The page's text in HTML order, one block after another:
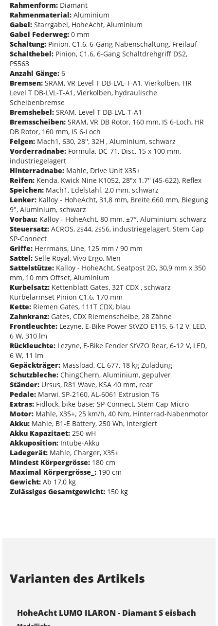
Rahmenform: Diamant
Rahmenmaterial: Aluminium
Gabel: Starrgabel, HoheAcht, Aluminium
Gabel Federweg: 0 mm
Schaltung: Pinion, C1.6, 6-Gang Nabenschaltung, Freilauf
Schalthebel: Pinion, C1.6, 6-Gang Schaltdrehgriff DS2,
P5563
Anzahl Gänge: 6
Bremsen: SRAM, VR Level T DB-LVL-T-A1, Vierkolben, HR
Level T DB-LVL-T-A1, Vierkolben, hydraulische
Scheibenbremse
Bremshebel: SRAM, Level T DB-LVL-T-A1
Bremsscheiben: SRAM, VR DB Rotor, 160 mm, IS 6-Loch, HR
DB Rotor, 160 mm, IS 6-Loch
Felgen: Mach1, 630, 28'', 32H , Aluminium, schwarz
Vorderradnabe: Formula, DC-71, Disc, 15 x 100 mm,
industriegelagert
Hinterradnabe: Mahle, Drive Unit X35+
Reifen: Kenda, Kwick Nine K1052, 28"x 1.7'' (45-622), Reflex
Speichen: Mach1, Edelstahl, 2,0 mm, schwarz
Lenker: Kalloy - HoheAcht, 31,8 mm, Breite 660 mm, Biegung
9°, Aluminium, schwarz
Vorbau: Kalloy - HoheAcht, 80 mm, ±7°, Aluminium, schwarz
Steuersatz: ACROS, zs44, zs56, industriegelagert, Stem Cap
SP-Connect
Griffe: Herrmans, Line, 125 mm / 90 mm
Sattel: Selle Royal, Vivo Ergo, Men
Sattelstütze: Kalloy - HoheAcht, Seatpost 2D, 30,9 mm x 350
mm, 10 mm Offset, Aluminium
Kurbelsatz: Kettenblatt Gates, 32T CDX , schwarz
Kurbelarmset Pinion C1.6, 170 mm
Kette: Riemen Gates, 111T CDX, blau
Zahnkranz: Gates, CDX Riemenscheibe, 28 Zähne
Frontleuchte: Lezyne, E-Bike Power StVZO E115, 6-12 V, LED,
6 W, 310 lm
Rückleuchte: Lezyne, E-Bike Fender StVZO Rear, 6-12 V, LED,
6 W, 11 lm
Gepäckträger: Massload, CL-677, 18 kg Zuladung
Schutzbleche: ChingChern, Aluminium, gepulver
Ständer: Ursus, R81 Wave, KSA 40 mm, rear
Pedale: Marwi, SP-2160, AL-6061 Extrusion T6
Extras: Fidlock, bike base; SP-Connect, Stem Cap Micro
Motor: Mahle, X35+, 25 km/h, 40 Nm, Hinterrad-Nabenmotor
Akku: Mahle, B1-E Battery, 250 Wh, intergiert
Akku Kapazitaet: 250 wH
Akkuposition: Intube-Akku
Ladegerät: Mahle, Charger, X35+
Mindest Körpergrösse: 180 cm
Maximal Körpergrösse_: 190 cm
Gewicht: Ab 17,0 kg
Zulässiges Gesamtgewicht: 150 kg
Varianten des Artikels
HoheAcht LUMO ILARON - Diamant S eisbach